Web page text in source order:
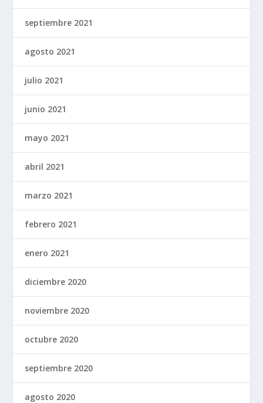
septiembre 2021
agosto 2021
julio 2021
junio 2021
mayo 2021
abril 2021
marzo 2021
febrero 2021
enero 2021
diciembre 2020
noviembre 2020
octubre 2020
septiembre 2020
agosto 2020